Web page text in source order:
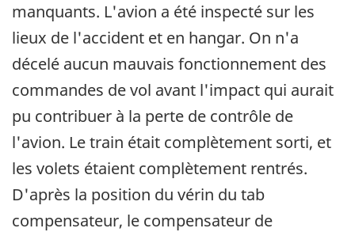
manquants. L'avion a été inspecté sur les
lieux de l'accident et en hangar. On n'a
décelé aucun mauvais fonctionnement des
commandes de vol avant l'impact qui aurait
pu contribuer à la perte de contrôle de
l'avion. Le train était complètement sorti, et
les volets étaient complètement rentrés.
D'après la position du vérin du tab
compensateur, le compensateur de